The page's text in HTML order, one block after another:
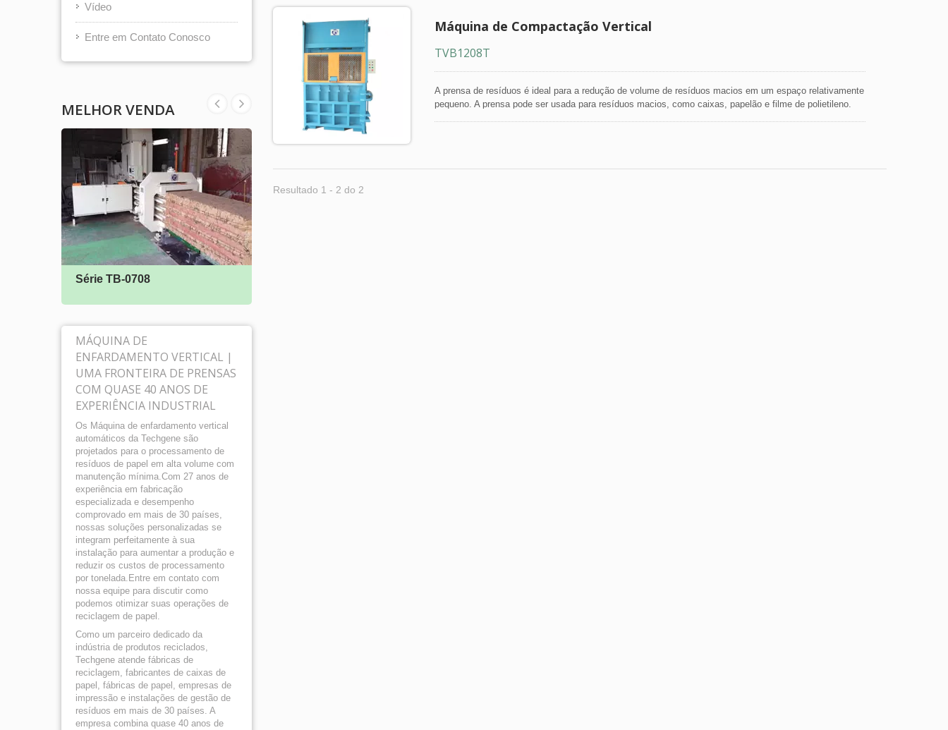
Vídeo
Entre em Contato Conosco
MELHOR VENDA
Série TB-0708
MÁQUINA DE
ENFARDAMENTO VERTICAL |
UMA FRONTEIRA DE PRENSAS
COM QUASE 40 ANOS DE
EXPERIÊNCIA INDUSTRIAL
Os Máquina de enfardamento vertical
automáticos da Techgene são
projetados para o processamento de
resíduos de papel em alta volume com
manutenção mínima.Com 27 anos de
experiência em fabricação
especializada e desempenho
comprovado em mais de 30 países,
nossas soluções personalizadas se
integram perfeitamente à sua
instalação para aumentar a produção e
reduzir os custos de processamento
por tonelada.Entre em contato com
nossa equipe para discutir como
podemos otimizar suas operações de
reciclagem de papel.
Como um parceiro dedicado da
indústria de produtos reciclados,
Techgene atende fábricas de
reciclagem, fabricantes de caixas de
papel, fábricas de papel, empresas de
impressão e instalações de gestão de
resíduos em mais de 30 países. A
empresa combina quase 40 anos de
Máquina de Compactação Vertical
TVB1208T
A prensa de resíduos é ideal para a redução de volume de resíduos macios em um espaço relativamente
pequeno. A prensa pode ser usada para resíduos macios, como caixas, papelão e filme de polietileno.
Resultado 1 - 2 do 2